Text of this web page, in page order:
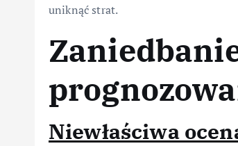
uniknąć strat.
Niewłaściwa